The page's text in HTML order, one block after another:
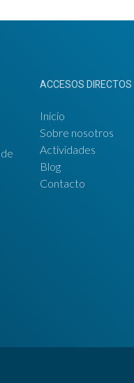
ACCESOS DIRECTOS
Inicio
Sobre nosotros
Actividades
Blog
Contacto